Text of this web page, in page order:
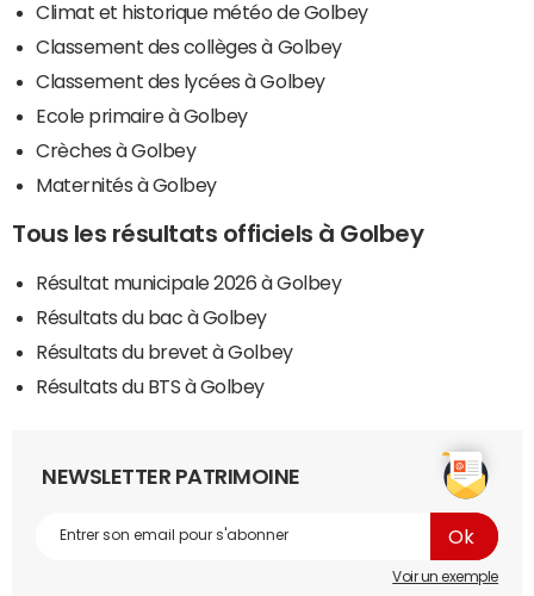
Climat et historique météo de Golbey
Classement des collèges à Golbey
Classement des lycées à Golbey
Ecole primaire à Golbey
Crèches à Golbey
Maternités à Golbey
Tous les résultats officiels à Golbey
Résultat municipale 2026 à Golbey
Résultats du bac à Golbey
Résultats du brevet à Golbey
Résultats du BTS à Golbey
NEWSLETTER PATRIMOINE
Voir un exemple